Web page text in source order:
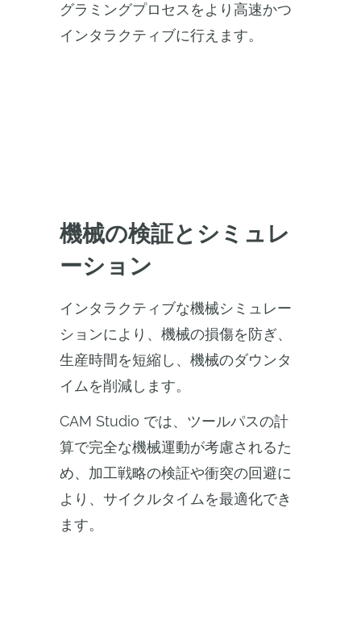
グラミングプロセスをより高速かつ
インタラクティブに行えます。
機械の検証とシミュレ
ーション
インタラクティブな機械シミュレー
ションにより、機械の損傷を防ぎ、
生産時間を短縮し、機械のダウンタ
イムを削減します。
CAM Studio では、ツールパスの計
算で完全な機械運動が考慮されるた
め、加工戦略の検証や衝突の回避に
より、サイクルタイムを最適化でき
ます。